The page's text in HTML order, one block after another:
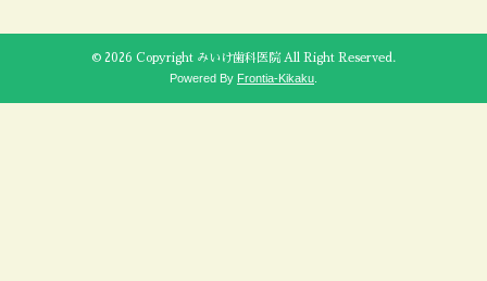
© 2026 Copyright みいけ歯科医院 All Right Reserved.
Powered By Frontia-Kikaku